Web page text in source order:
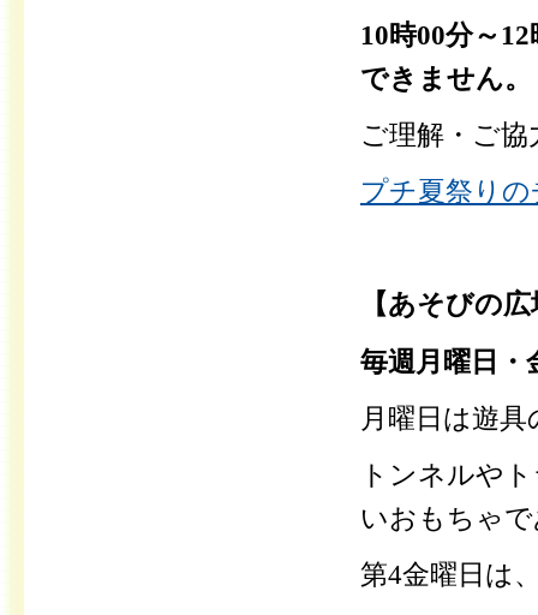
10時00分～
できません。
ご理解・ご
プチ夏祭りの
【あそびの
毎週月曜日・
月曜日は遊具
トンネルや
いおもちゃ
第4金曜日は